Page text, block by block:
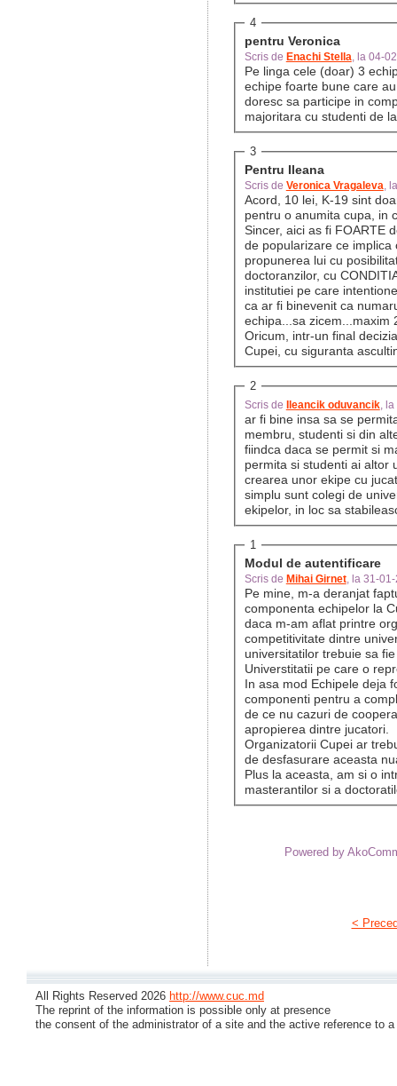
4
pentru Veronica
Scris de Enachi Stella , la 04-
Pe linga cele (doar) 3
echipe foarte bune care
doresc sa participe in
majoritara cu studenti de
3
Pentru Ileana
Scris de Veronica Vragaleva ,
Acord, 10 lei, K-19 sint
pentru o anumita cupa, in
Sincer, aici as fi FOARTE
de popularizare ce implica
propunerea lui cu
doctoranzilor, cu
institutiei pe care
ca ar fi binevenit ca
echipa...sa
Oricum, intr-un final
Cupei, cu siguranta
2
Scris de Ileancik oduvancik, la
ar fi bine insa sa se
membru, studenti si din
fiindca daca se permit si
permita si studenti ai altor
crearea unor ekipe cu
simplu sunt colegi de
ekipelor, in loc sa
1
Modul de autentificare
Scris de Mihai Girnet, la 31-
Pe mine, m-a deranjat
componenta echipelor la
daca m-am aflat printre organizatori. Se
competitivitate dintre
universitatilor trebuie sa
Universtitatii pe care o
In asa mod Echipele deja
componenti pentru a
de ce nu cazuri de
apropierea dintre jucatori.
Organizatorii Cupei ar
de desfasurare aceasta
Plus la aceasta, am si o
masterantilor si a
Powered by
<
All Rights Reserved 2026 http://www.cuc.md
The reprint of the information is possible only at presence
the consent of the administrator of a site and the active reference to